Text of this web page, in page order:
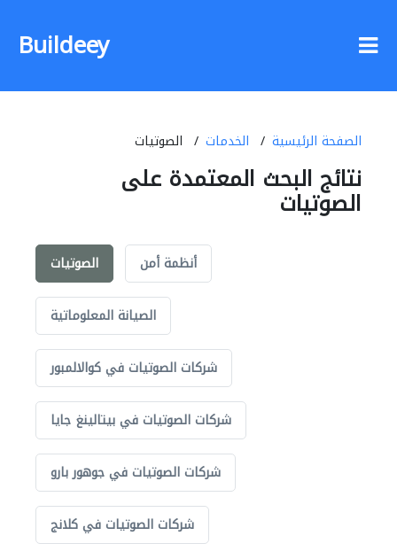
Buildeey
الصفحة الرئيسية الخدمات الصوتيات
نتائج البحث المعتمدة على
الصوتيات
الصوتيات أنظمة أمن
الصيانة المعلوماتية
شركات الصوتيات في كوالالمبور
شركات الصوتيات في بيتالينغ جايا
شركات الصوتيات في جوهور بارو
شركات الصوتيات في كلانج